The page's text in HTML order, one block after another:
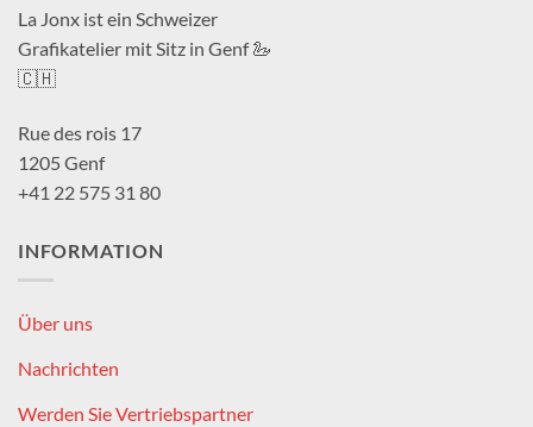
La Jonx ist ein Schweizer
Grafikatelier mit Sitz in Genf 🦢
🇨🇭
Rue des rois 17
1205 Genf
+41 22 575 31 80
INFORMATION
Über uns
Nachrichten
Werden Sie Vertriebspartner